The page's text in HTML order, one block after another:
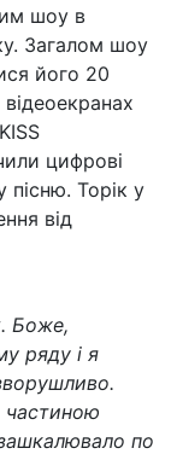
шоу в
Загалом шоу
його 20
цифрові
пісню. Торік у
від
Боже,
ряду і я
частиною
по